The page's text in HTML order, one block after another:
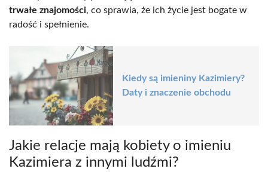
trwałe znajomości, co sprawia, że ich życie jest bogate w
radość i spełnienie.
Kiedy są imieniny Kazimiery?
Daty i znaczenie obchodu
Jakie relacje mają kobiety o imieniu
Kazimiera z innymi ludźmi?